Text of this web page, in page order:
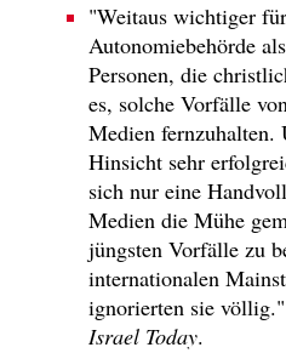
"Weitaus wichtiger
Autonomiebehörde
Personen, die
es, solche Vorfälle
Medien fernzuhalten.
Hinsicht sehr
sich nur eine
Medien die Mühe
jüngsten Vorfälle zu
internationalen
ignorierten sie
Israel Today.